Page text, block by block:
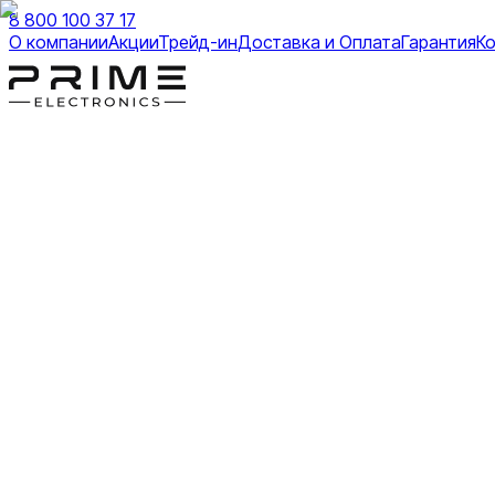
8 800 100 37 17
О компанииАкцииТрейд-инДоставка и ОплатаГарантия